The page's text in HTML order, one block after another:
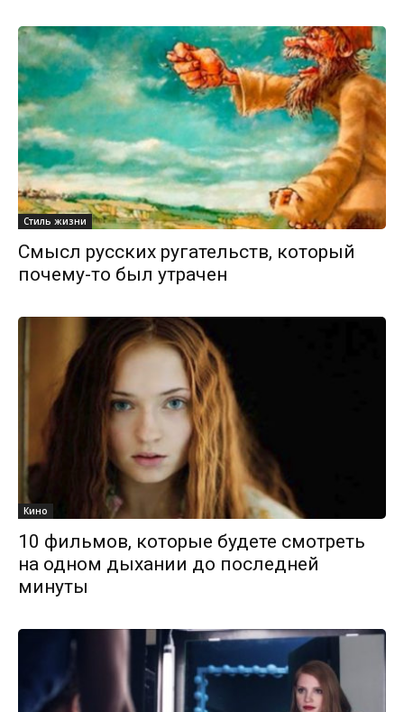
Стиль жизни
Смысл русских ругательств, который
почему-то был утрачен
Кино
10 фильмов, которые будете смотреть
на одном дыхании до последней
минуты